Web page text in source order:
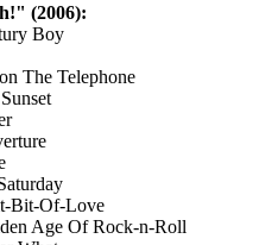
(2006):
Boy
The Telephone
Bit-Of-Love
Age Of Rock-n-Roll